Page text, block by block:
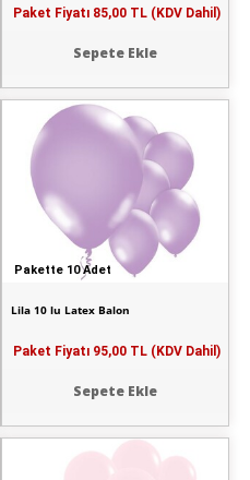
Paket Fiyatı 85,00 TL (KDV Dahil)
Sepete Ekle
Pakette 10 Adet
Lila 10 lu Latex Balon
Paket Fiyatı 95,00 TL (KDV Dahil)
Sepete Ekle